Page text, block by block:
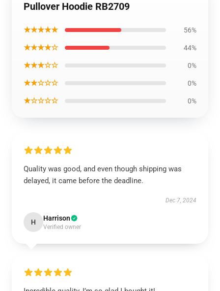
Pullover Hoodie RB2709
★★★★★ 56%
★★★★☆ 44%
★★★☆☆ 0%
★★☆☆☆ 0%
★☆☆☆☆ 0%
Quality was good, and even though shipping was
delayed, it came before the deadline.
Dec 7, 2024
H Harrison
Verified owner